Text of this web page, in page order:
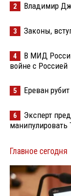
2 Владимир
3 Законы,
4
В МИД
войне с Россией
5 Ереван
6
Эксперт
Главное сегодня